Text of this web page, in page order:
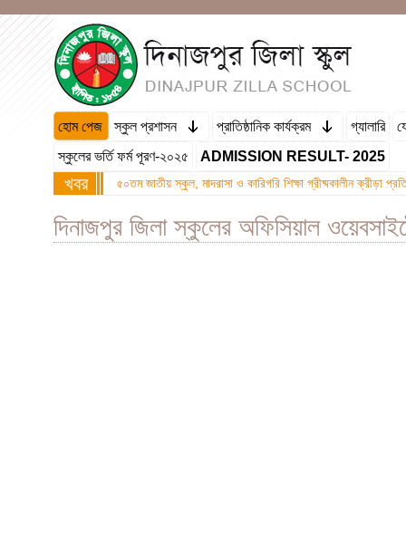
হোম পেজ স্কুল প্রশাসন প্রাতিষ্ঠানিক কার্যক্রম গ্যালারি
স্কুলের ভর্তি ফর্ম পূরণ-২০২৫
ADMISSION RESULT- 2025
খবর ৫০তম জাতীয় স্কুল, মাদরাসা ও কারিগরি শিক্ষা গ্রীষ্মকালীন ক্রীড়া
দিনাজপুর জিলা স্কুলের অফিসিয়াল